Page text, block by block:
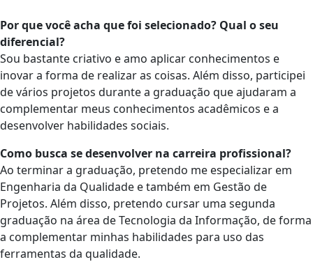
Por que você acha que foi selecionado? Qual o seu
diferencial?
Sou bastante criativo e amo aplicar conhecimentos e
inovar a forma de realizar as coisas. Além disso, participei
de vários projetos durante a graduação que ajudaram a
complementar meus conhecimentos acadêmicos e a
desenvolver habilidades sociais.
Como busca se desenvolver na carreira profissional?
Ao terminar a graduação, pretendo me especializar em
Engenharia da Qualidade e também em Gestão de
Projetos. Além disso, pretendo cursar uma segunda
graduação na área de Tecnologia da Informação, de forma
a complementar minhas habilidades para uso das
ferramentas da qualidade.